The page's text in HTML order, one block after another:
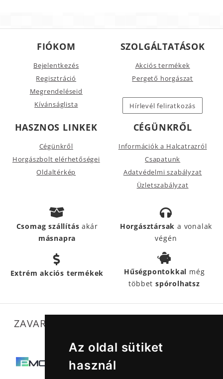
Az oldal sütiket
használ
FIÓKOM
Bejelentkezés
Regisztráció
Megrendeléseid
Kívánságlista
SZOLGÁLTATÁSOK
Akciós termékek
Pergető horgászat
Hírlevél feliratkozás
HASZNOS LINKEK
Cégünkről
Horgászbolt elérhetőségei
Oldaltérkép
CÉGÜNKRŐL
Információk a Halcatrazról
Csapatunk
Adatvédelmi szabályzat
Üzletszabályzat
Csomag szállításakár
másnapra
Horgásztársak a vonalak
végén
Extrém akciós termékek Hűségpontokkal még
többetspórolhatsz
ZAVARTALAN MŰKÖDÉSÜNKET SEGÍTIK